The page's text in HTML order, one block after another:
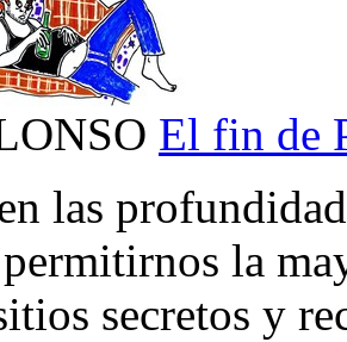
El fin de
las
la
secretos y